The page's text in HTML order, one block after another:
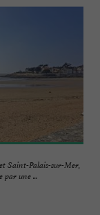
Saint-Palais-sur-Mer,
par une ...